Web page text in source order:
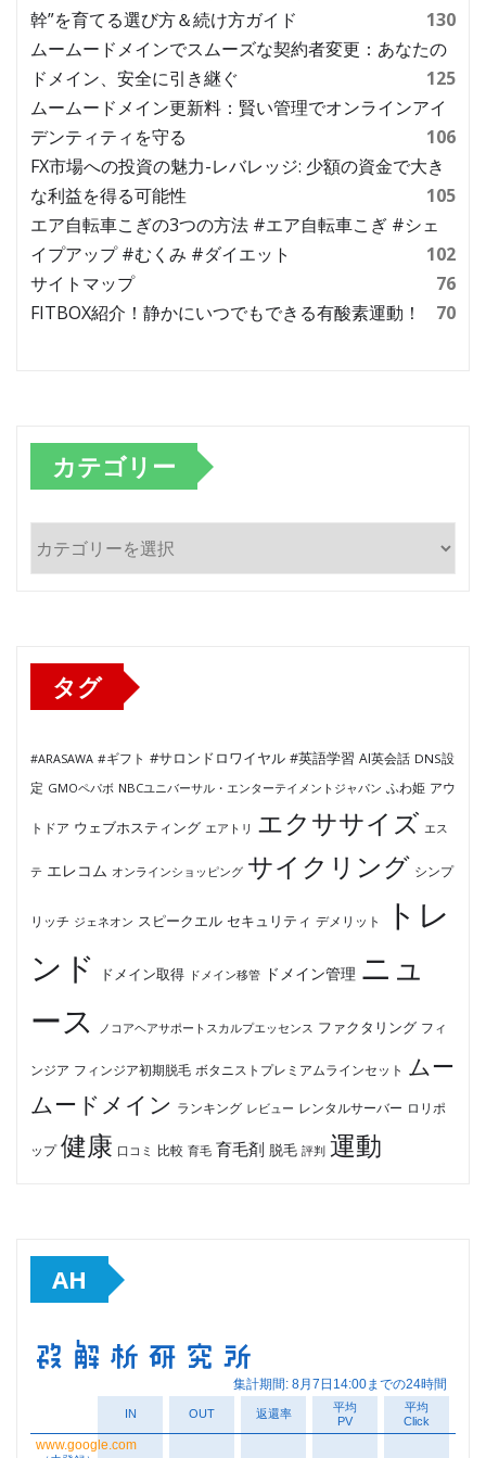
幹”を育てる選び方＆続け方ガイド
130
ムームードメインでスムーズな契約者変更：あなたの
ドメイン、安全に引き継ぐ
125
ムームードメイン更新料：賢い管理でオンラインアイ
デンティティを守る
106
FX市場への投資の魅力-レバレッジ: 少額の資金で大き
な利益を得る可能性
105
エア自転車こぎの3つの方法 #エア自転車こぎ #シェ
イプアップ #むくみ #ダイエット
102
サイトマップ
76
FITBOX紹介！静かにいつでもできる有酸素運動！
70
カテゴリー
テ
タグ
#ARASAWA #ギフト #サロンドロワイヤル #英語学習 AI英会話 DNS設
定 GMOペパボ NBCユニバーサル・エンターテイメントジャパン ふわ姫 アウ
トドア ウェブホスティング エアトリ エクササイズ エス
テ エレコム オンラインショッピング サイクリング シンプ
リッチ ジェネオン スピークエル セキュリティ デメリット
トレ
ンド
ドメイン取得 ドメイン移管 ドメイン管理 ニュ
ース
ノコアヘアサポートスカルプエッセンス ファクタリング フィ
ンジア フィンジア初期脱毛 ボタニストプレミアムラインセット ムー
ムードメイン ランキング レビュー レンタルサーバー ロリポ
ップ 健康 口コミ 比較 育毛 育毛剤 脱毛 評判 運動
AH